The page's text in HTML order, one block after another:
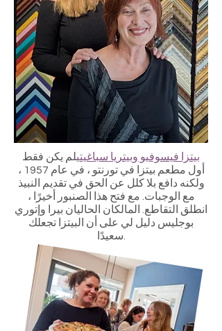
بيتزا فيسوفيو وبيتريا سباغيتيلم يكن فقط
أول مطعم بيتزا في تورنتو ، في عام 1957 ،
ولكنه دافع بلا كلل عن الحق في تقديم النبيذ
مع الوجبات. مع فتح هذا الصنبور أخيرًا ،
انطلق التقاطع. المالكان الحاليان بيرا وإتوري
بوجليس دليل لي على أن البيتزا تجعلك